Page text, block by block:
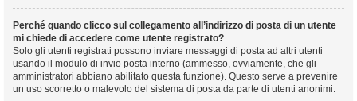
Perché quando clicco sul collegamento all’indirizzo di posta di un utente
mi chiede di accedere come utente registrato?
Solo gli utenti registrati possono inviare messaggi di posta ad altri utenti
usando il modulo di invio posta interno (ammesso, ovviamente, che gli
amministratori abbiano abilitato questa funzione). Questo serve a prevenire
un uso scorretto o malevolo del sistema di posta da parte di utenti anonimi.